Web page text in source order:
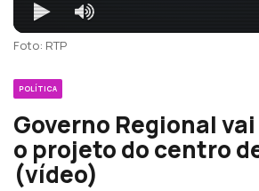
Foto: RTP
POLÍTICA
Governo Regional
o projeto do centro
(vídeo)